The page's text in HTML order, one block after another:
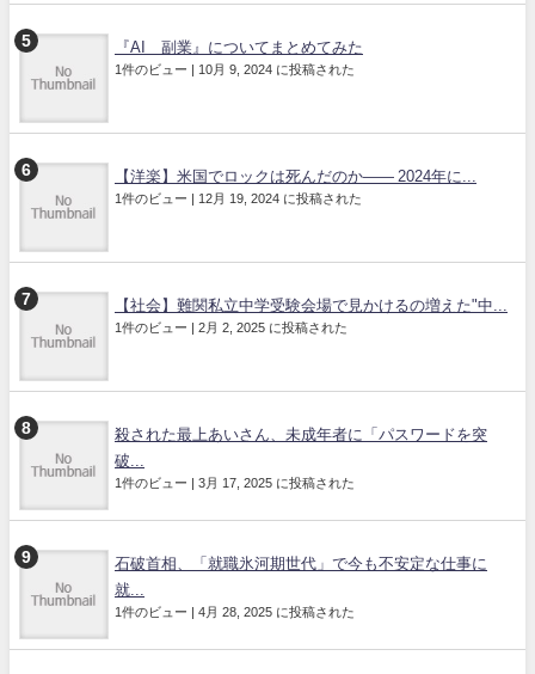
『AI 副業』についてまとめてみた
1件のビュー | 10月 9, 2024 に投稿された
【洋楽】米国でロックは死んだのか―― 2024年に...
1件のビュー | 12月 19, 2024 に投稿された
【社会】難関私立中学受験会場で見かけるの増えた"中...
1件のビュー | 2月 2, 2025 に投稿された
殺された最上あいさん、未成年者に「パスワードを突
破...
1件のビュー | 3月 17, 2025 に投稿された
石破首相、「就職氷河期世代」で今も不安定な仕事に
就...
1件のビュー | 4月 28, 2025 に投稿された